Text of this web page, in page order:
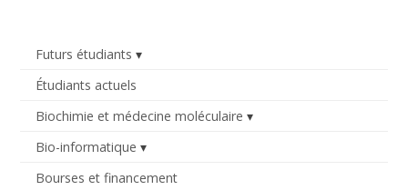
Futurs étudiants
Étudiants actuels
Biochimie et médecine moléculaire
Bio-informatique
Bourses et financement